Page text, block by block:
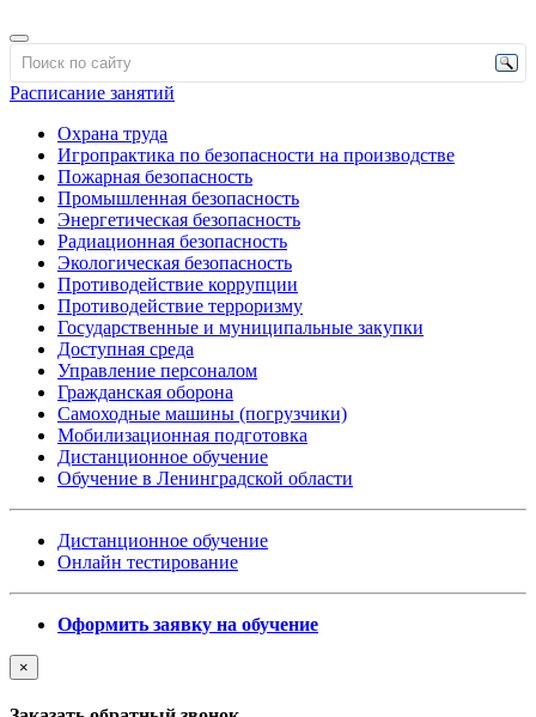
Расписание занятий
Охрана труда
Игропрактика по безопасности на производстве
Пожарная безопасность
Промышленная безопасность
Энергетическая безопасность
Радиационная безопасность
Экологическая безопасность
Противодействие коррупции
Противодействие терроризму
Государственные и муниципальные закупки
Доступная среда
Управление персоналом
Гражданская оборона
Самоходные машины (погрузчики)
Мобилизационная подготовка
Дистанционное обучение
Обучение в Ленинградской области
Дистанционное обучение
Онлайн тестирование
Оформить заявку на обучение
×